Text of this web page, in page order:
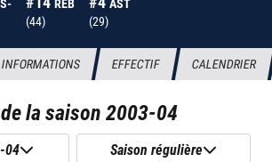
(44)
(29)
INFORMATIONS EFFECTIF CALENDRIER
la saison2003-04
04 Saison régulière